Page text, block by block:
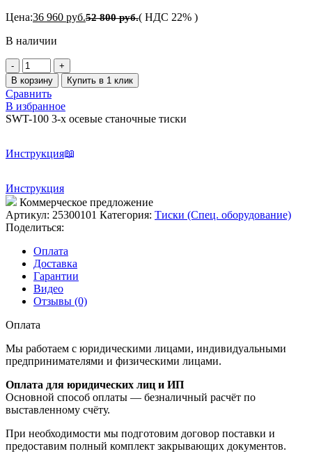
Цена: 52 800руб.
36 960 руб.
( НДС 22% )
В наличии
Количество
товара
SWT-
100
3-
х
станочные
В корзину Купить в 1 клик
Сравнить
В избранное
SWT-100 3-х осевые станочные тиски
Инструкция
Инструкция
Коммерческое предложение
Артикул: 25300101 Категория: Тиски (Спец. оборудование)
Поделиться:
Оплата
Доставка
Гарантии
Видео
Отзывы (0)
Оплата
Мы работаем с юридическими лицами, индивидуальными
предпринимателями и физическими лицами.
Оплата для юридических лиц и ИП
Основной способ оплаты — безналичный расчёт по
выставленному счёту.
При необходимости мы подготовим договор поставки и
предоставим полный комплект закрывающих документов.